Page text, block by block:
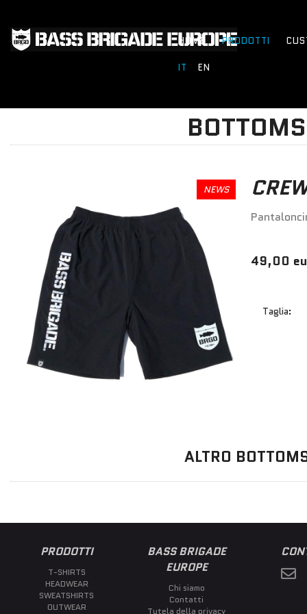
HOME PRODOTTI
IT EN
BOTTOMS
NEWS
49,00
Taglia:
ALTRO
PRODOTTI
T-SHIRTS
HEADWEAR
SWEATSHIRTS
OUTWEAR
BASS BRIGADE
EUROPE
Chi siamo
Contatti
Tutela della privacy